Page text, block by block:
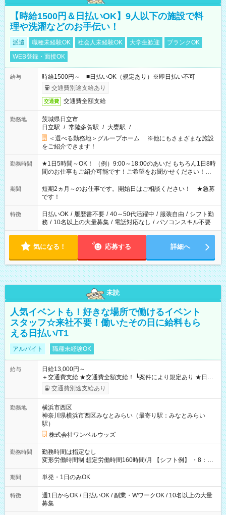
【時給1500円＆日払いOK】9人以下の施設で料
理や洗濯などのお手伝い！
派遣 職種未経験OK 社会人未経験OK 大学生歓迎
ブランクOK
WEB登録・面接OK
給与
時給1500円～ ■日払いOK（規定あり）※即日払い不可
交通費別途支給あり
交通費 交通費全額支給
勤務地
茨城県日立市
日立駅 / 常陸多賀駅 / 大甕駅 / …
＜選べる勤務地＞グループホーム ※他にもさまざまな施設
をご紹介できます！
勤務時間
★1日5時間～OK！ （例）9:00～18:00のあいだ もちろん1日8時
間のお仕事もご紹介可能です！ご希望をお聞かせください！★
家庭の都合でお休みが必要な場合も遠慮なくご相談ください。
※週最低15時間以上の勤務が必要です
期間
短期2ヵ月～のお仕事です。開始日はご相談ください！ ★急募
です！
特徴 日払いOK / 履歴書不要 / 40～50代活躍中 / 服装自由 / シフト勤
務 / 10名以上の大量募集 / 電話対応なし / パソコンスキル不要
気になる！ 応募する 詳細へ
未読
人気イベントも！好きな場所で働けるイベント
スタッフ☆来社不要！働いたその日に給料もら
える日払い/T1
アルバイト 職種未経験OK
給与
日給13,000円～
＋交通費支給 ★交通費全額支給！ ┗案件により規定あり ★日払
いOK！（規定あり） ┗働いたその日に現金GET♪ お仕事後はコ
ンビニATMから 日払い分を引き落とせます！ 【試用期間】試
交通費別途支給あり
勤務地
横浜市西区
神奈川県横浜市西区みなとみらい（最寄り駅：みなとみらい
駅）
株式会社ワンベルウッズ
勤務時間
勤務時間は指定なし
変形労働時間制 想定労働時間160時間/月 【シフト例】 ・8：00
～21：00
期間 単発・1日のみOK
特徴
週1日からOK / 日払いOK / 副業・WワークOK / 10名以上の大量
募集